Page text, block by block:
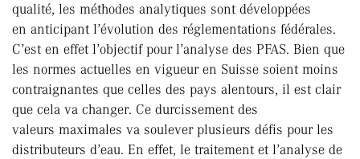
qualité, les méthodes analytiques sont développées
en anticipant l’évolution des réglementations fédérales.
C’est en effet l’objectif pour l’analyse des PFAS. Bien que
les normes actuelles en vigueur en Suisse soient moins
contraignantes que celles des pays alentours, il est clair
que cela va changer. Ce durcissement des
valeurs maximales va soulever plusieurs défis pour les
distributeurs d’eau. En effet, le traitement et l’analyse de